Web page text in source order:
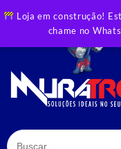
Loja em construção!
chame no
to